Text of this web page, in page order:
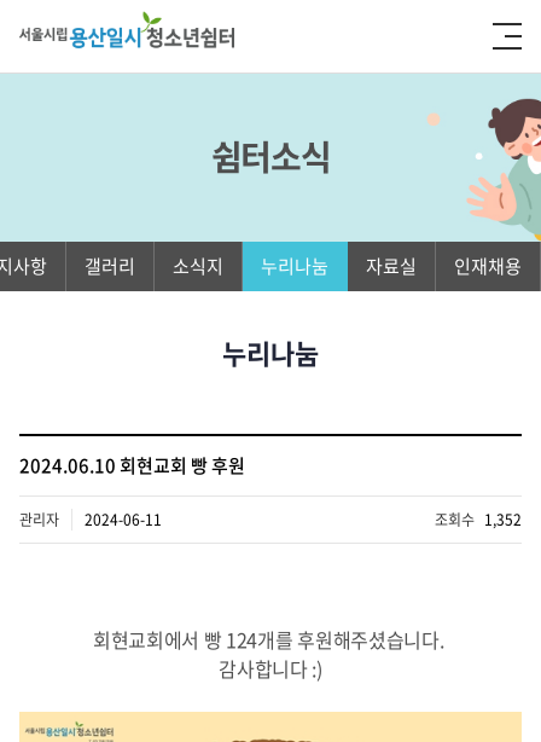
쉼터소식
사항 갤러리 소식지 누리나눔 자료실 인재채용
누리나눔
2024.06.10 회현교회 빵 후원
관리자 2024-06-11 조회수 1,352
회현교회에서 빵 124개를 후원해주셨습니다.
감사합니다 :)